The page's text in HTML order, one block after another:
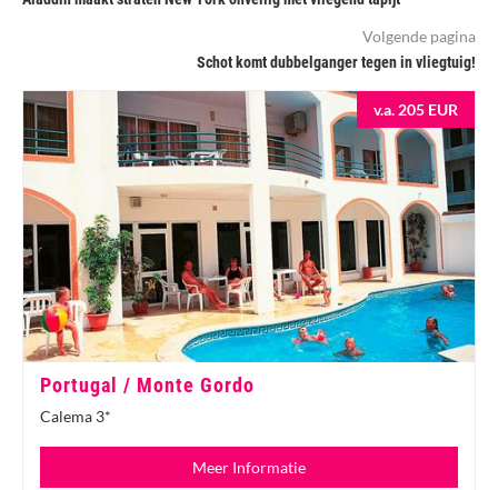
Volgende pagina
Schot komt dubbelganger tegen in vliegtuig!
v.a. 205 EUR
Portugal / Monte Gordo
Calema 3*
Meer Informatie